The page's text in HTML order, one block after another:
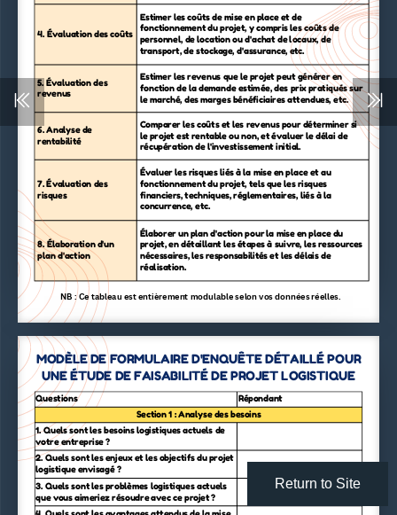
4. Évaluation des coûts
Estimer les coûts de mise en place et de
fonctionnement du projet, y compris les coûts de
personnel, de location ou d'achat de locaux, de
transport, de stockage, d'assurance, etc.
5. Évaluation des
revenus
Estimer les revenus que le projet peut générer en
fonction de la demande estimée, des prix pratiqués sur
le marché, des marges bénéficiaires attendues, etc.
6. Analyse de
rentabilité
Comparer les coûts et les revenus pour déterminer si
le projet est rentable ou non, et évaluer le délai de
récupération de l'investissement initial.
7. Évaluation des
risques
Évaluer les risques liés à la mise en place et au
fonctionnement du projet, tels que les risques
financiers, techniques, réglementaires, liés à la
concurrence, etc.
8. Élaboration d'un
plan d'action
Élaborer un plan d'action pour la mise en place du
projet, en détaillant les étapes à suivre, les ressources
nécessaires, les responsabilités et les délais de
réalisation.
NB : Ce tableau est entièrement modulable selon vos données réelles.
Questions
Répondant
Section 1 : Analyse des besoins
1. Quels sont les besoins logistiques actuels de
votre entreprise ?
2. Quels sont les enjeux et les objectifs du projet
logistique envisagé ?
3. Quels sont les problèmes logistiques actuels
que vous aimeriez résoudre avec ce projet ?
4. Quels sont les avantages attendus de la mise
MODÈLE DE FORMULAIRE D'ENQUÊTE DÉTAILLÉ POUR
UNE ÉTUDE DE FAISABILITÉ DE PROJET LOGISTIQUE
Return to Site